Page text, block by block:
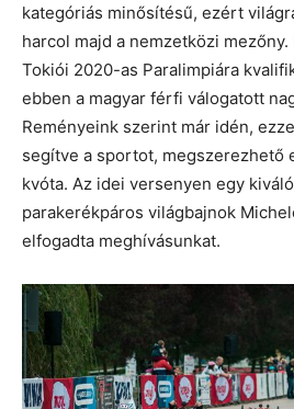
kategóriás minősítésű, ezért
harcol majd a nemzetközi
Tokiói 2020-as Paralimpiára
ebben a magyar férfi válogatott
Reményeink szerint már idén,
segítve a sportot, megszerezhető
kvóta. Az idei versenyen egy
parakerékpáros világbajnok
elfogadta meghívásunkat.